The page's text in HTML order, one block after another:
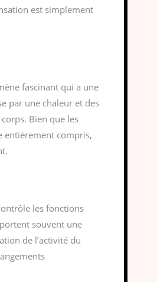
est simplement
fascinant qui a une
par une chaleur et des
Bien que les
entièrement compris,
les fonctions
souvent une
de l’activité du